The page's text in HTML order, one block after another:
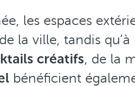
les espaces
la ville, tandis
créatifs, de la
bénéficient